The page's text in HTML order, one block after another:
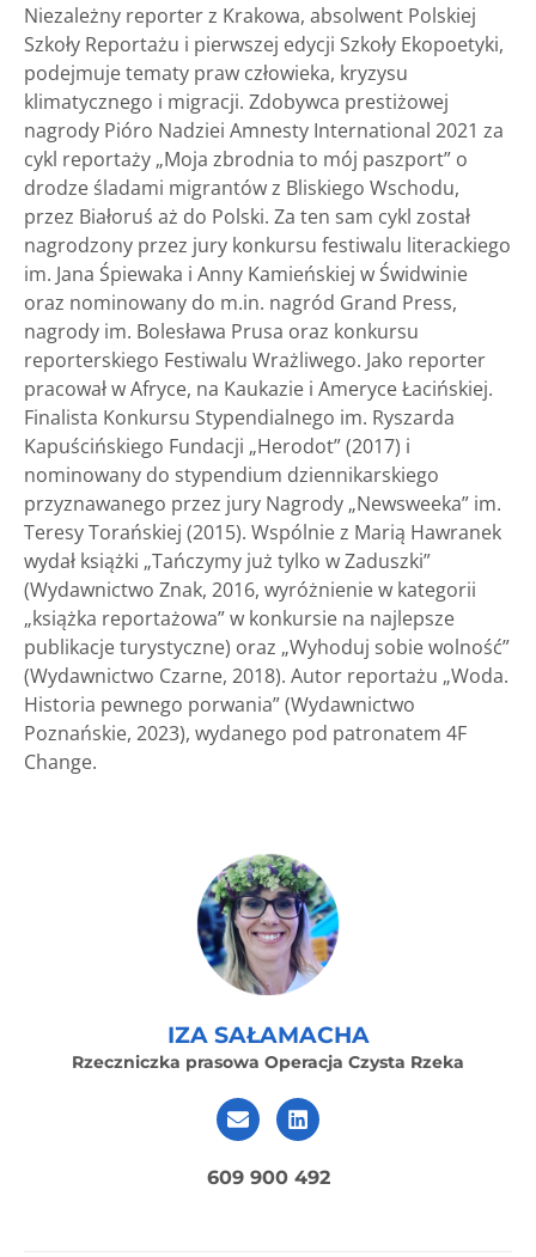
Niezależny reporter z Krakowa, absolwent Polskiej
Szkoły Reportażu i pierwszej edycji Szkoły Ekopoetyki,
podejmuje tematy praw człowieka, kryzysu
klimatycznego i migracji. Zdobywca prestiżowej
nagrody Pióro Nadziei Amnesty International 2021 za
cykl reportaży „Moja zbrodnia to mój paszport” o
drodze śladami migrantów z Bliskiego Wschodu,
przez Białoruś aż do Polski. Za ten sam cykl został
nagrodzony przez jury konkursu festiwalu literackiego
im. Jana Śpiewaka i Anny Kamieńskiej w Świdwinie
oraz nominowany do m.in. nagród Grand Press,
nagrody im. Bolesława Prusa oraz konkursu
reporterskiego Festiwalu Wrażliwego. Jako reporter
pracował w Afryce, na Kaukazie i Ameryce Łacińskiej.
Finalista Konkursu Stypendialnego im. Ryszarda
Kapuścińskiego Fundacji „Herodot” (2017) i
nominowany do stypendium dziennikarskiego
przyznawanego przez jury Nagrody „Newsweeka” im.
Teresy Torańskiej (2015). Wspólnie z Marią Hawranek
wydał książki „Tańczymy już tylko w Zaduszki”
(Wydawnictwo Znak, 2016, wyróżnienie w kategorii
„książka reportażowa” w konkursie na najlepsze
publikacje turystyczne) oraz „Wyhoduj sobie wolność”
(Wydawnictwo Czarne, 2018). Autor reportażu „Woda.
Historia pewnego porwania” (Wydawnictwo
Poznańskie, 2023), wydanego pod patronatem 4F
Change.
IZA SAŁAMACHA
Rzeczniczka prasowa Operacja Czysta Rzeka
609 900 492